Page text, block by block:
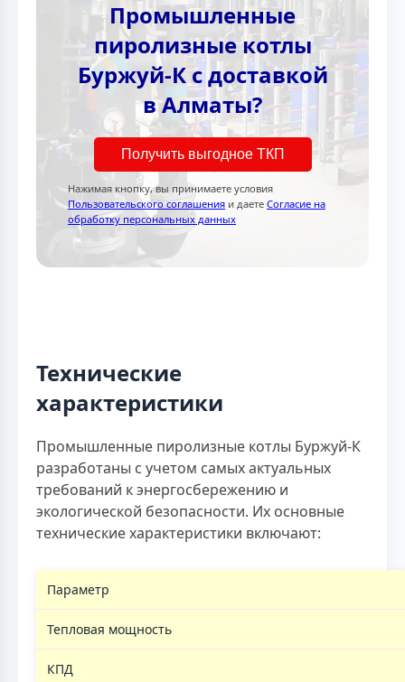
Промышленные
пиролизные котлы
Буржуй-К с доставкой
в Алматы?
Получить выгодное ТКП
Нажимая кнопку, вы принимаете условия
Пользовательского соглашения и даете Согласие на
обработку персональных данных
Технические
характеристики
Промышленные пиролизные котлы Буржуй-К
разработаны с учетом самых актуальных
требований к энергосбережению и
экологической безопасности. Их основные
технические характеристики включают:
Параметр
Тепловая мощность
КПД